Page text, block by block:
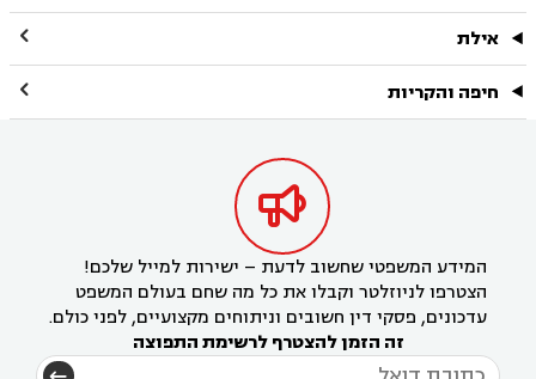
אילת 
חיפה והקריות 

המידע המשפטי שחשוב לדעת – ישירות למייל שלכם!
הצטרפו לניוזלטר וקבלו את כל מה שחם בעולם המשפט
עדכונים, פסקי דין חשובים וניתוחים מקצועיים, לפני כולם.
זה הזמן להצטרף לרשימת התפוצה